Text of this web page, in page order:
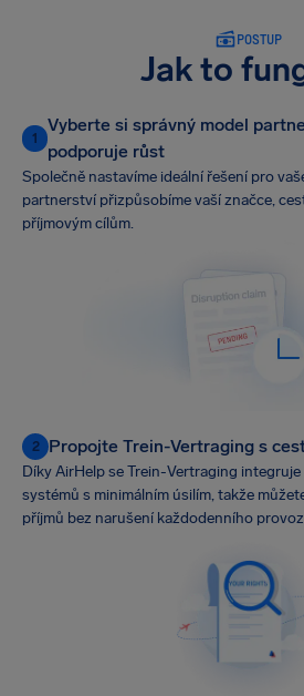
POSTUP
Jak to
1
Vyberte si správný model
podporuje růst
Společně nastavíme ideální řešení pro
partnerství přizpůsobíme vaší značce,
příjmovým cílům.
2 Propojte Trein-Vertraging s
Díky AirHelp se Trein-Vertraging
systémů s minimálním úsilím, takže
příjmů bez narušení každodenního